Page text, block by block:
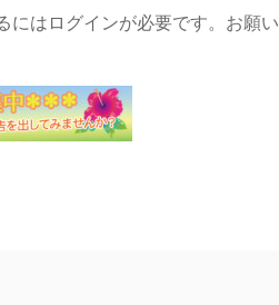
にはログインが必要です。お願い